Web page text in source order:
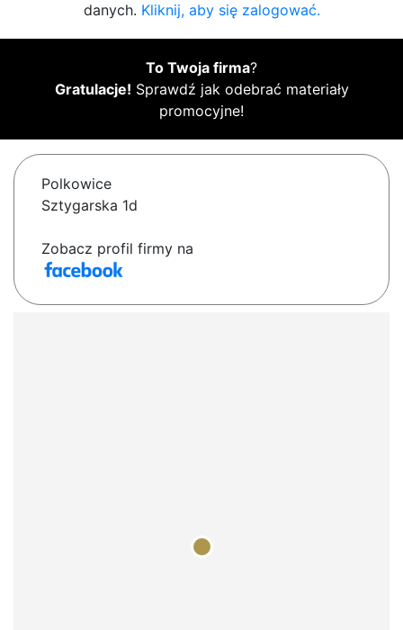
danych. Kliknij, aby się zalogować.
To Twoja firma?
Gratulacje! Sprawdź jak odebrać materiały
promocyjne!
Polkowice
Sztygarska 1d
Zobacz profil firmy na